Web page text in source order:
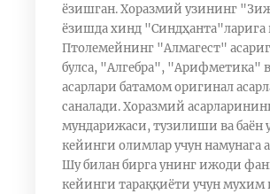
ёзишган. Хоразмий узининг
ёзишда хинд "Синдҳанта"ларига
Птолемейнинг "Алмагест"
булса, "Алгебра", "Арифметика"
асарлари батамом оригинал
саналади. Хоразмий
мундарижаси, тузилиши ва баён
кейинги олимлар учун намунага
Шу билан бирга унинг ижоди
кейинги тараққиёти учун мухим